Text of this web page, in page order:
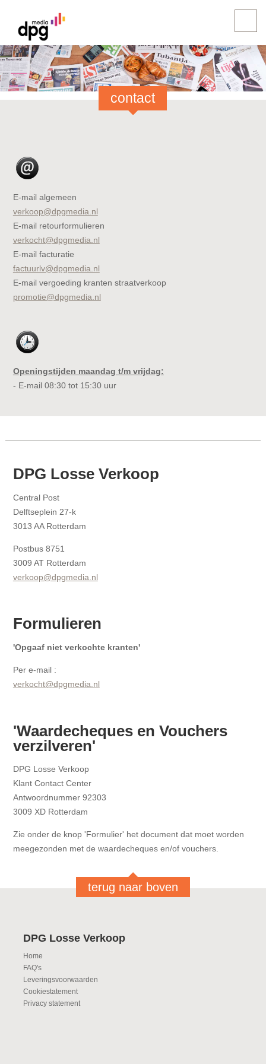
contact
E-mail algemeen
verkoop@dpgmedia.nl
E-mail retourformulieren
verkocht@dpgmedia.nl
E-mail facturatie
factuurlv@dpgmedia.nl
E-mail vergoeding kranten straatverkoop
promotie@dpgmedia.nl
Openingstijden maandag t/m vrijdag:
- E-mail 08:30 tot 15:30 uur
DPG Losse Verkoop
Central Post
Delftseplein 27-k
3013 AA Rotterdam
Postbus 8751
3009 AT Rotterdam
verkoop@dpgmedia.nl
Formulieren
'Opgaaf niet verkochte kranten'
Per e-mail :
verkocht@dpgmedia.nl
'Waardecheques en Vouchers
verzilveren'
DPG Losse Verkoop
Klant Contact Center
Antwoordnummer 92303
3009 XD Rotterdam
Zie onder de knop 'Formulier' het document dat moet worden
meegezonden met de waardecheques en/of vouchers.
terug naar boven
DPG Losse Verkoop
Home
FAQ's
Leveringsvoorwaarden
Cookiestatement
Privacy statement